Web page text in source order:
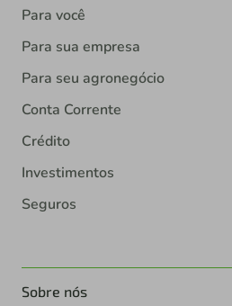
Para você
Para sua empresa
Para seu agronegócio
Conta Corrente
Crédito
Investimentos
Seguros
Sobre nós